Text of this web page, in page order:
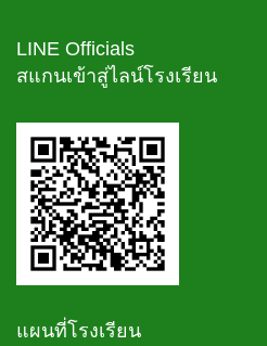
LINE Officials
สแกนเข้าสู่ไลน์โรงเรียน
แผนที่โรงเรียน